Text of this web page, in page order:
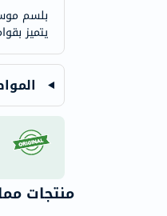
بلسم
يتميز بقوام
منتجات